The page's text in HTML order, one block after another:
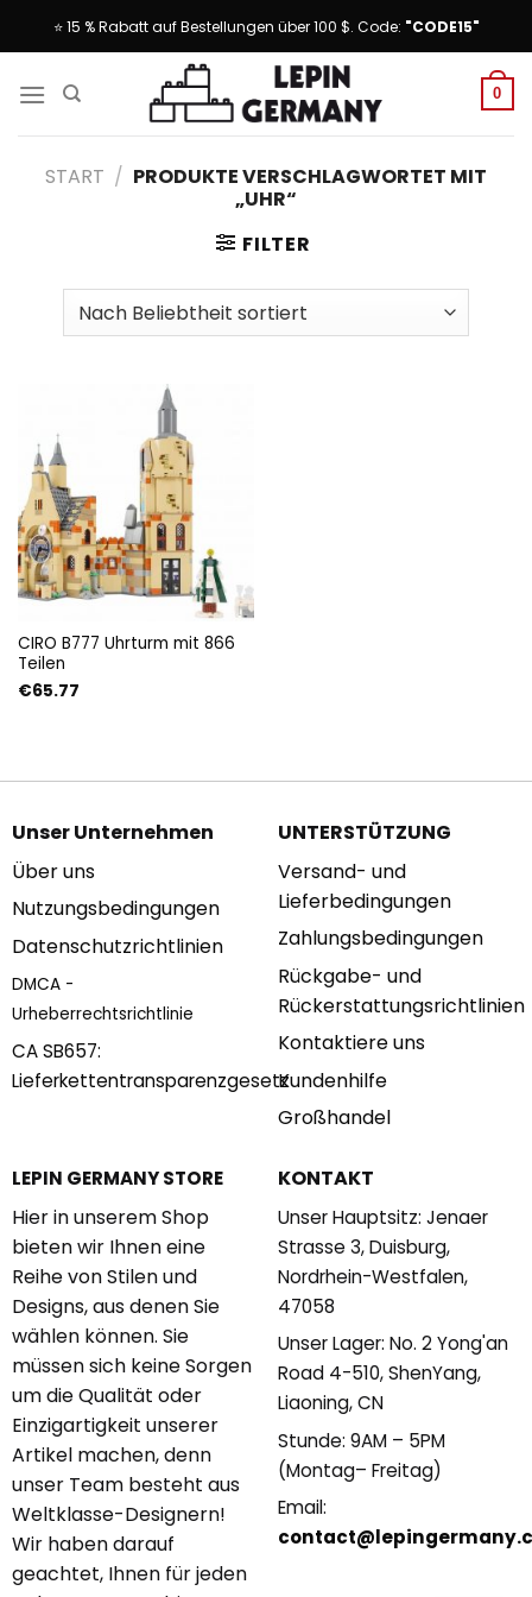
⭐ 15 % Rabatt auf Bestellungen über 100 $. Code: "CODE15"
0
START / PRODUKTE VERSCHLAGWORTET MIT
„UHR“
FILTER
CIRO B777 Uhrturm mit 866
Teilen
€65.77
Unser Unternehmen
Über uns
Nutzungsbedingungen
Datenschutzrichtlinien
DMCA -
Urheberrechtsrichtlinie
CA SB657:
Lieferkettentransparenzgesetz
UNTERSTÜTZUNG
Versand- und
Lieferbedingungen
Zahlungsbedingungen
Rückgabe- und
Rückerstattungsrichtlinien
Kontaktiere uns
Kundenhilfe
Großhandel
LEPIN GERMANY STORE
Hier in unserem Shop
bieten wir Ihnen eine
Reihe von Stilen und
Designs, aus denen Sie
wählen können. Sie
müssen sich keine Sorgen
um die Qualität oder
Einzigartigkeit unserer
Artikel machen, denn
unser Team besteht aus
Weltklasse-Designern!
Wir haben darauf
geachtet, Ihnen für jeden
KONTAKT
Unser Hauptsitz: Jenaer
Strasse 3, Duisburg,
Nordrhein-Westfalen,
47058
Unser Lager: No. 2 Yong'an
Road 4-510, ShenYang,
Liaoning, CN
Stunde: 9AM – 5PM
(Montag– Freitag)
Email: